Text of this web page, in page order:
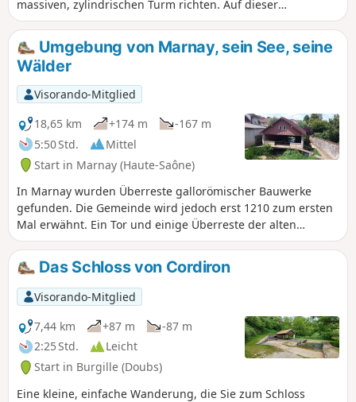
massiven, zylindrischen Turm richten. Auf dieser
Wanderung gehen wir von Ougney nach Saligney, dann
weiter nach Gendrey und Taxenne, um schließlich nach
Ougney zurückzukehren. Das hügelige und grüne Relief
lässt Sie einen Teil des nördlichen Jura (39) entdecken.
Umgebung von Marnay, sein See, seine
Wälder
Visorando-Mitglied
18,65 km
+174 m
-167 m
5:50 Std.
Mittel
Start in Marnay (Haute-Saône)
In Marnay wurden Überreste gallorömischer Bauwerke
gefunden. Die Gemeinde wird jedoch erst 1210 zum ersten
Mal erwähnt. Ein Tor und einige Überreste der alten
Stadtmauer sind noch zu sehen. Auch einige Elemente der
Feudalburg sind erhalten geblieben, insbesondere die
Zugbrücke und zwei Türme. Die Altstadt besitzt außerdem
zahlreiche Häuser aus dem 15. und 16. Jahrhundert. Das
heutige Rathaus stammt aus der Renaissance.Das Schloss,
das das Ognon-Tal überragt, wurde im 16. Jahrhundert
wieder aufgebaut, aber seitdem stark umgestaltet.Die
gotische Kirche stammt aus dem 14. und 17. Jahrhundert.
Der 20 Hektar große See beherbergt zahlreiche Tier- und
Pflanzenarten.
Das Schloss von Cordiron
Visorando-Mitglied
7,44 km
+87 m
-87 m
2:25 Std.
Leicht
Start in Burgille (Doubs)
Eine kleine, einfache Wanderung, die Sie zum Schloss